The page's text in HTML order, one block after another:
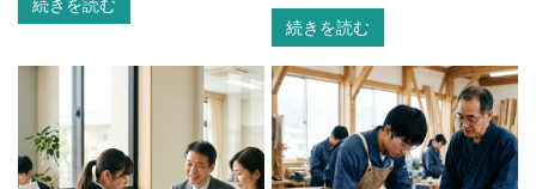
続きを読む
続きを読む